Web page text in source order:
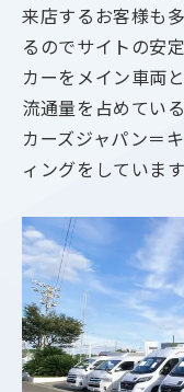
来店するお客様も
るのでサイトの安
カーをメイン車両
流通量を占めてい
カーズジャパン＝
ィングをしています